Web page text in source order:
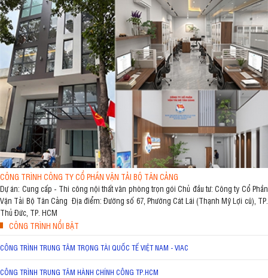
CÔNG TRÌNH CÔNG TY CỔ PHẦN VẬN TẢI BỘ TÂN CẢNG
Dự án: Cung cấp - Thi công nội thất văn phòng trọn gói Chủ đầu tư: Công ty Cổ Phần
Vận Tải Bộ Tân Cảng Địa điểm: Đường số 67, Phường Cát Lái (Thạnh Mỹ Lợi cũ), TP.
Thủ Đức, TP. HCM
CÔNG TRÌNH NỔI BẬT
CÔNG TRÌNH TRUNG TÂM TRỌNG TÀI QUỐC TẾ VIỆT NAM - VIAC
CÔNG TRÌNH TRUNG TÂM HÀNH CHÍNH CÔNG TP.HCM